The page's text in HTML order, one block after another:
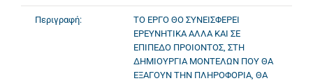
Περιγραφή:
ΤΟ ΕΡΓΟ ΘΟ ΣΥΝΕΙΣΦΕΡΕΙ
ΕΡΕΥΝΗΤΙΚΑ ΑΛΛΑ ΚΑΙ ΣΕ
ΕΠΙΠΕΔΟ ΠΡΟΙΟΝΤΟΣ, ΣΤΗ
ΔΗΜΙΟΥΡΓΙΑ ΜΟΝΤΕΛΩΝ ΠΟΥ ΘΑ
ΕΞΑΓΟΥΝ ΤΗΝ ΠΛΗΡΟΦΟΡΙΑ, ΘΑ